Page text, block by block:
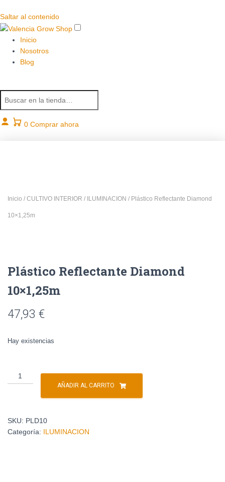
Saltar al contenido
Inicio
Nosotros
Blog
s
c
0 Comprar ahora
Inicio / CULTIVO INTERIOR / ILUMINACION / Plástico Reflectante Diamond
10×1,25m
Plástico Reflectante Diamond
10×1,25m
47,93 €
Hay existencias
AÑADIR AL CARRITO
SKU: PLD10
Categoría: ILUMINACION